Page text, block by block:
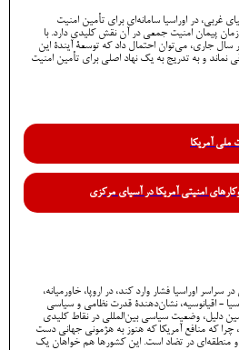
غربی، در اوراسیا سامانه‌ای برای تأمین امنیت
پیمان امنیت جمعی در آن نقش کلیدی دارد. با
سال جاری، می‌توان احتمال داد که توسعۀ آیندۀ این
و به تدریج به یک نهاد اصلی برای تأمین امنیت
ملی آمریکا
امنیتی آمریکا در آسیای مرکزی
اوراسیا فشار وارد کند، در اروپا، خاورمیانه،
- اقیانوسیه، نشان‌دهندۀ قدرت نظامی و سیاسی
دلیل، وضعیت سیاسی بین‌المللی در نقاط کلیدی
که منافع آمریکا که هنوز به هژمونی جهانی دست
و منطقه‌ای در تضاد است. این کشورها هم خواهان یک